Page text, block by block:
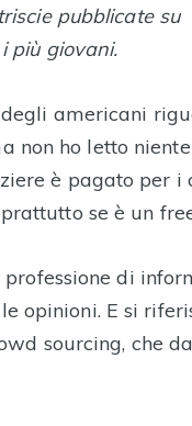
pubblicate su
più giovani.
americani
non ho letto
è pagato per i
se è un
di
opinioni. E si
sourcing, che